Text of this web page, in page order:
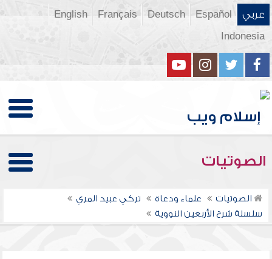
عربي Español
Deutsch
Français
English
Indonesia
الصوتيات
الصوتيات علماء ودعاة
تركي عبيد المري
سلسلة شرح الأربعين النووية